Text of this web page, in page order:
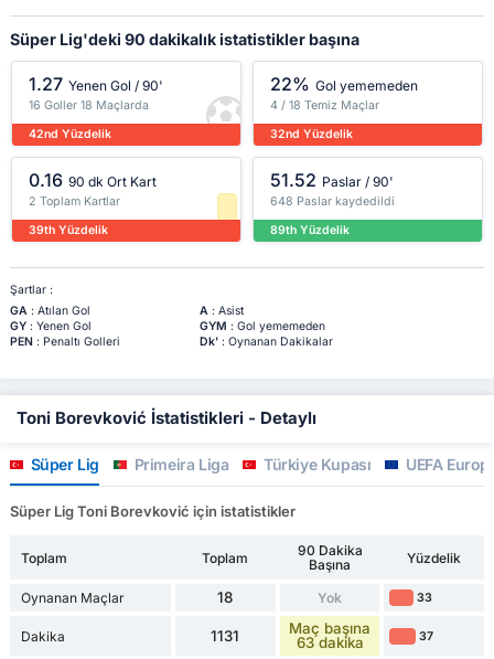
Süper Lig'deki 90 dakikalık istatistikler başına
1.27 Yenen Gol / 90'
16 Goller 18 Maçlarda
42nd Yüzdelik
22% Gol yememeden
4 / 18 Temiz Maçlar
32nd Yüzdelik
0.16 90 dk Ort Kart
2 Toplam Kartlar
39th Yüzdelik
51.52 Paslar / 90'
648 Paslar kaydedildi
89th Yüzdelik
Şartlar :
GA: Atılan Gol A: Asist
GY: Yenen Gol GYM : Gol yememeden
PEN: Penaltı Golleri Dk': Oynanan Dakikalar
Toni Borevković İstatistikleri - Detaylı
Süper Lig Primeira Liga Türkiye Kupası UEFA
Süper Lig Toni Borevković için istatistikler
Toplam Toplam
90 Dakika
Başına
Yüzdelik
Oynanan Maçlar 18 Yok 33
Dakika 1131
Maç başına
63 dakika
37